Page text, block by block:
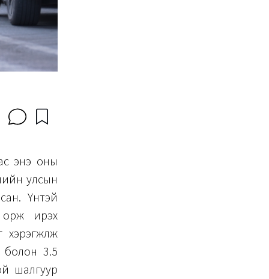
энэ оны
улсын
Үүнтэй
орж ирэх
болон 3.5
шалгуур